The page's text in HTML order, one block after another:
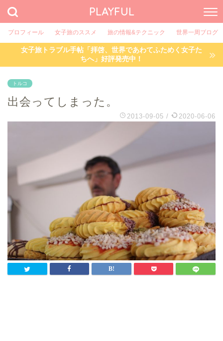
PLAYFUL
プロフィール 女子旅のススメ 旅の情報&テクニック 世界一周ブログ
女子旅トラブル手帖「拝啓、世界であわてふためく女子た
ちへ」好評発売中！
トルコ
出会ってしまった。
2013-09-05 / 2020-06-06